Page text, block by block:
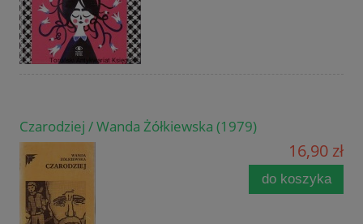
Czarodziej / Wanda Żółkiewska (1979)
16,90 zł
do koszyka